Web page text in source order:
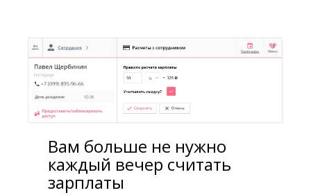
Вам больше не нужно
каждый вечер считать
зарплаты